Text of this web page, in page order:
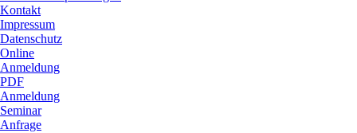
Kontakt
Impressum
Datenschutz
Online
Anmeldung
PDF
Anmeldung
Seminar
Anfrage